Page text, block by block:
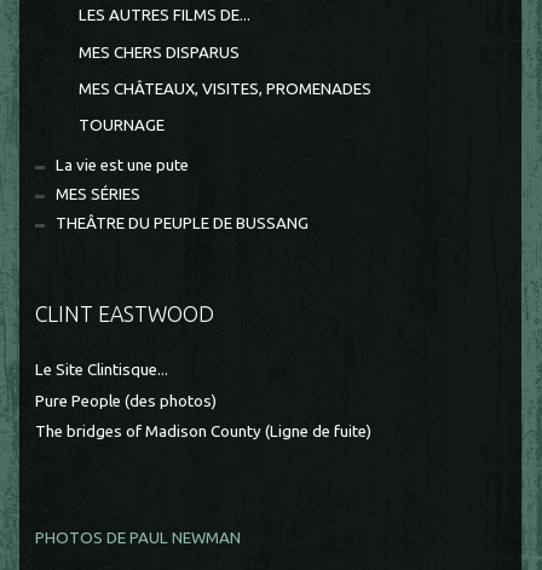
LES AUTRES FILMS DE...
MES CHERS DISPARUS
MES CHÂTEAUX, VISITES, PROMENADES
TOURNAGE
La vie est une pute
MES SÉRIES
THEÂTRE DU PEUPLE DE BUSSANG
CLINT EASTWOOD
Le Site Clintisque...
Pure People (des photos)
The bridges of Madison County (Ligne de fuite)
PHOTOS DE PAUL NEWMAN